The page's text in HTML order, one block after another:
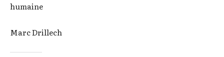
humaine
Marc Drillech